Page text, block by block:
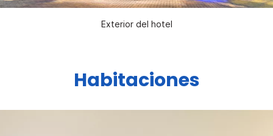
Exterior del hotel
Habitaciones